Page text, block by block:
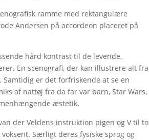
ramme med rektangulære
Andersen på accordeon placeret på
hård kontrast til de levende,
En scenografi, der kan illustrere alt fra
er det forfriskende at se en
af nattøj fra da far var barn, Star Wars,
æstetik.
der Veldens instruktion pigen og V til to
Særligt deres fysiske sprog og